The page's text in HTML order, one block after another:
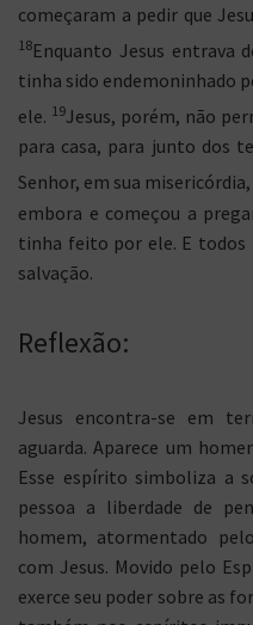
começaram a pedir que
18Enquanto Jesus entrava
tinha sido endemoninhado
ele. 19Jesus, porém, não
para casa, para junto dos
Senhor, em sua
embora e começou a
tinha feito por ele. E todos
salvação.
Reflexão:
Jesus encontra-se em
aguarda. Aparece um
Esse espírito simboliza a
pessoa a liberdade de
homem, atormentado
com Jesus. Movido pelo
exerce seu poder sobre as